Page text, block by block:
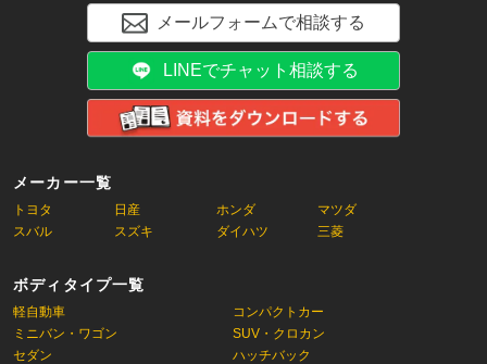
メーカー一覧
トヨタ 日産 ホンダ
マツダ
スバル
スズキ ダイハツ 三菱
ボディタイプ一覧
軽自動車
コンパクトカー
ミニバン・ワゴン
SUV・クロカン
セダン
ハッチバック
メールフォームで相談する
LINEでチャット相談する